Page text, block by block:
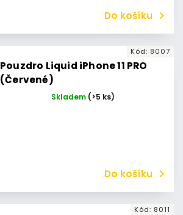
Do košíku
Pouzdro Liquid iPhone 11 PRO
(Červené)
Skladem (>5 ks)
Do košíku
Kód: 8007
Kód: 8011